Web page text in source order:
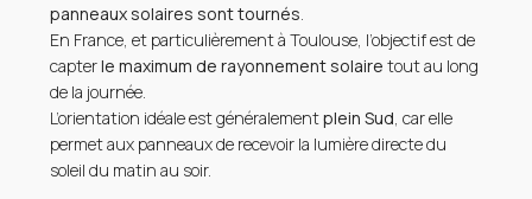
panneaux solaires sont tournés
En France, et particulièrement à Toulouse, l’objectif est de
capterle maximum de rayonnement solaire tout au long
de la journée.
L’orientation idéale est généralementplein Sud , car elle
permet aux panneaux de recevoir la lumière directe du
soleil du matin au soir.